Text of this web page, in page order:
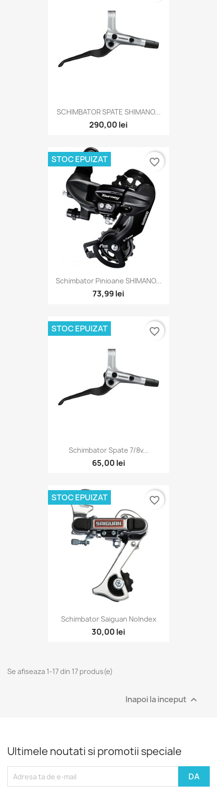
SCHIMBATOR SPATE SHIMANO...
290,00 lei
Schimbator Pinioane SHIMANO...
73,99 lei
STOC EPUIZAT favorite_border
Schimbator Spate 7/8v...
65,00 lei
STOC EPUIZAT favorite_border
Schimbator Saiguan NoIndex
30,00 lei
STOC EPUIZAT favorite_border
Se afiseaza 1-17 din 17 produs(e)
Inapoi la inceput 
Ultimele noutati si promotii speciale